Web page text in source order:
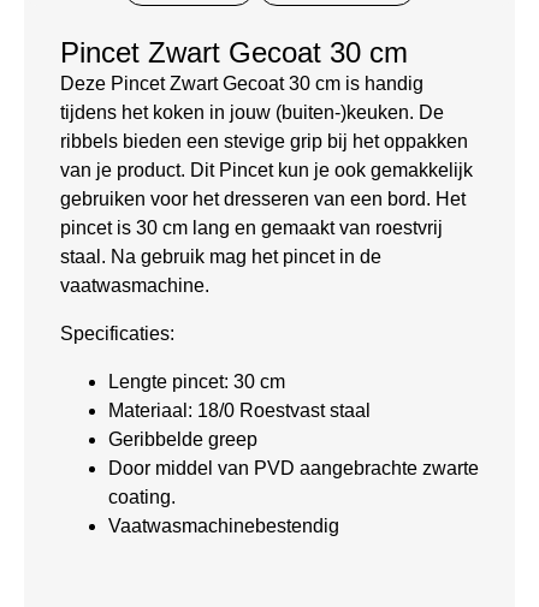
Pincet Zwart Gecoat 30 cm
Deze Pincet Zwart Gecoat 30 cm is handig
tijdens het koken in jouw (buiten-)keuken. De
ribbels bieden een stevige grip bij het oppakken
van je product. Dit Pincet kun je ook gemakkelijk
gebruiken voor het dresseren van een bord. Het
pincet is 30 cm lang en gemaakt van roestvrij
staal. Na gebruik mag het pincet in de
vaatwasmachine.
Specificaties:
Lengte pincet: 30 cm
Materiaal: 18/0 Roestvast staal
Geribbelde greep
Door middel van PVD aangebrachte zwarte
coating.
Vaatwasmachinebestendig